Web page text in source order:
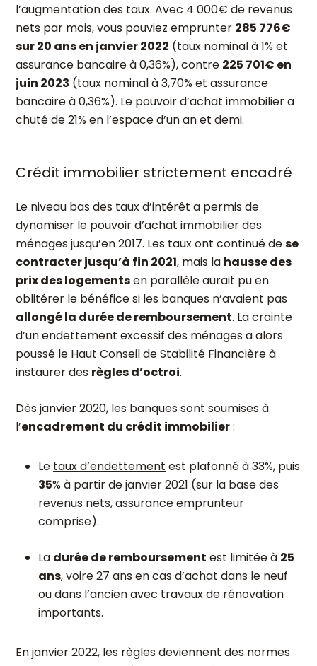
l’augmentation des taux. Avec 4 000€ de revenus
nets par mois, vous pouviez emprunter 285 776€
sur 20 ans en janvier 2022 (taux nominal à 1% et
assurance bancaire à 0,36%), contre 225 701€ en
juin 2023 (taux nominal à 3,70% et assurance
bancaire à 0,36%). Le pouvoir d’achat immobiliera
chuté de 21% en l’espace d’un an et demi.
Crédit immobilier strictement encadré
Le niveau bas des taux d’intérêt a permis de
dynamiser le pouvoir d’achat immobilier des
ménages jusqu’en 2017. Les taux ont continué dese
contracter jusqu’à fin 2021, mais la hausse des
prix des logementsen parallèle aurait pu en
oblitérer le bénéfice si les banques n’avaient pas
allongé la durée de remboursement. La crainte
d’un endettement excessif des ménages a alors
poussé le Haut Conseil de Stabilité Financière à
instaurer des règles d’octroi.
Dès janvier 2020, les banques sont soumises à
l’encadrement du crédit immobilier:
Le taux d’endettement est plafonné à 33%, puis
35% à partir de janvier 2021 (sur la base des
revenus nets, assurance emprunteur
comprise).
La durée de remboursement est limitée à 25
ans, voire 27 ans en cas d’achat dans le neuf
ou dans l’ancien avec travaux de rénovation
importants.
En janvier 2022, les règles deviennent des normes